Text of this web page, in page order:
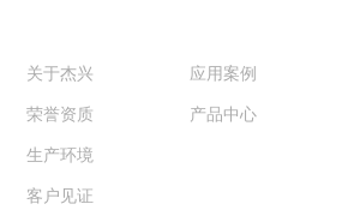
关于杰兴
荣誉资质
生产环境
客户见证
应用案例
产品中心